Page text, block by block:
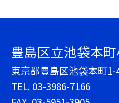
豊島区立池袋本
東京都豊島区池袋本町1-
TEL. 03-3986-7166